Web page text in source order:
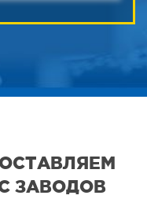
ЗАВОДОВ